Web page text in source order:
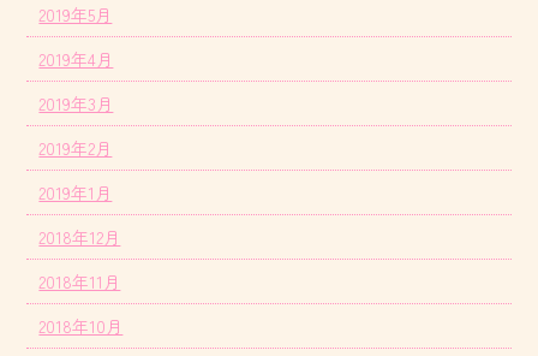
2019年5月
2019年4月
2019年3月
2019年2月
2019年1月
2018年12月
2018年11月
2018年10月